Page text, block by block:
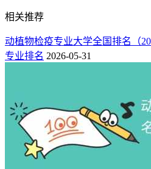
1
上海理工大学
2
湖南工业大学
3
景德镇陶瓷大学
6
郑州工程技术学院
山西工程技术学院
山东工艺美术学院
湖南工业大学科技学院
相关推荐
动植物检疫专业大学全国排名（
专业排名 2026-05-31